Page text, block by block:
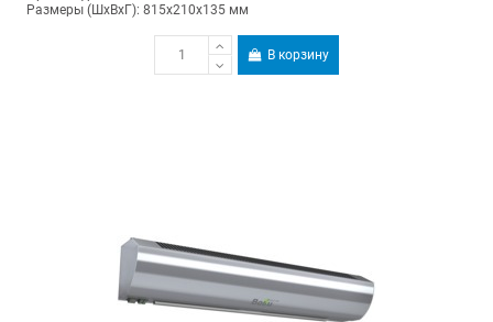
Размеры (ШхВхГ): 815х210х135 мм
В корзину